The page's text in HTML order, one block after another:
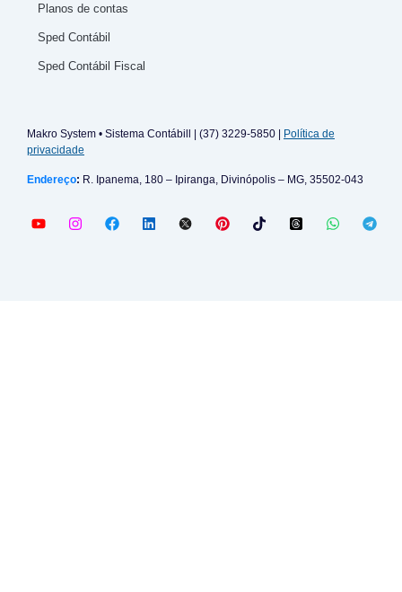
Planos de contas
Sped Contábil
Sped Contábil Fiscal
Makro System • Sistema Contábill | (37) 3229-5850 |
Política de
privacidade
Endereço: R. Ipanema, 180 – Ipiranga, Divinópolis – MG, 35502-043